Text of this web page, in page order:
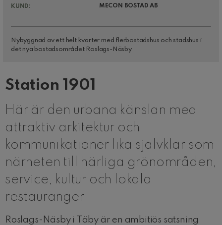
KUND: MECON BOSTAD AB
Nybyggnad av ett helt kvarter med flerbostadshus och stadshus i
det nya bostadsområdet Roslags-Näsby
Station 1901
Här är den urbana känslan med
attraktiv arkitektur och
kommunikationer lika självklar som
närheten till härliga grönområden,
service, kultur och lokala
restauranger
Roslags-Näsby i Täby är en ambitiös satsning